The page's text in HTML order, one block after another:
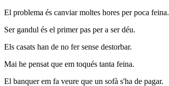
El problema és canviar moltes hores per poca feina.
Ser gandul és el primer pas per a ser déu.
Els casats han de no fer sense destorbar.
Mai he pensat que em toqués tanta feina.
El banquer em fa veure que un sofà s'ha de pagar.